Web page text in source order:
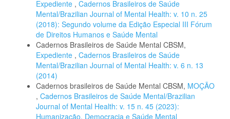
Expediente , Cadernos Brasileiros de Saúde
Mental/Brazilian Journal of Mental Health: v. 10 n. 25
(2018): Segundo volume da Edição Especial III Fórum
de Direitos Humanos e Saúde Mental
Cadernos Brasileiros de Saúde Mental CBSM,
Expediente , Cadernos Brasileiros de Saúde
Mental/Brazilian Journal of Mental Health: v. 6 n. 13
(2014)
Cadernos brasileiros de Saúde Mental CBSM, MOÇÃO
, Cadernos Brasileiros de Saúde Mental/Brazilian
Journal of Mental Health: v. 15 n. 45 (2023):
Humanização, Democracia e Saúde Mental